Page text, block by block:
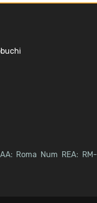
Roma Num REA: RM-